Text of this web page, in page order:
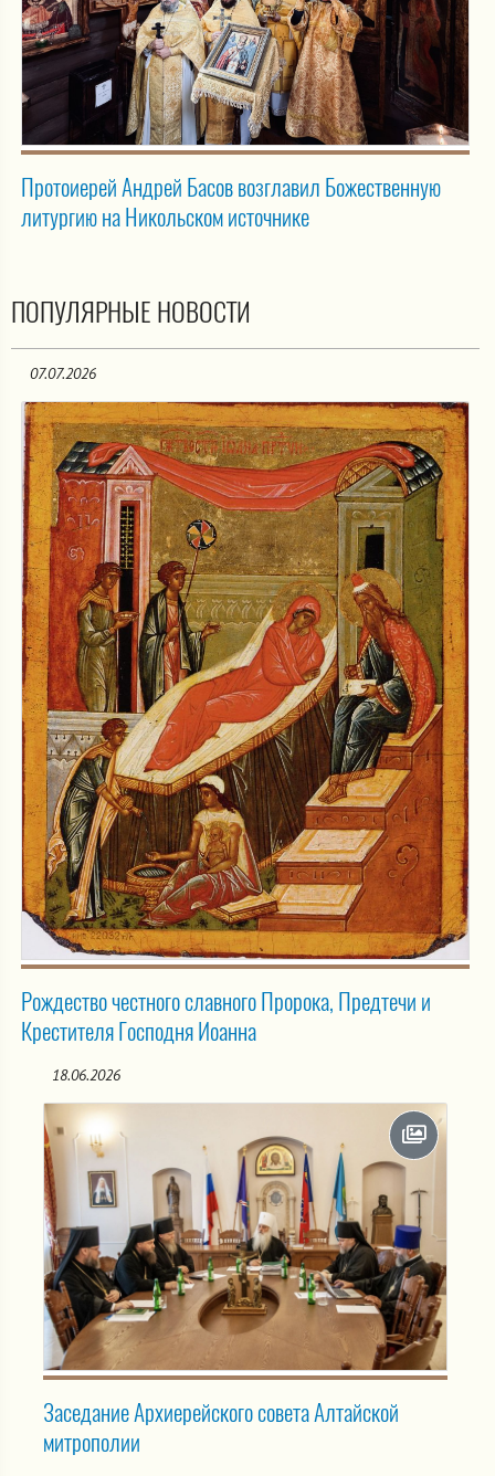
Протоиерей Андрей Басов возглавил Божественную
литургию на Никольском источнике
ПОПУЛЯРНЫЕ НОВОСТИ
07.07.2026
Рождество честного славного Пророка, Предтечи и
Крестителя Господня Иоанна
18.06.2026
Заседание Архиерейского совета Алтайской
митрополии